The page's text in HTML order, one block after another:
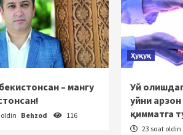
– мангу
Behzod 116
Ҳуқуқ
Уй
уйни
қимматга
23 soat oldin